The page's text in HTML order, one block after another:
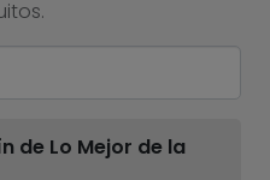
de Lo Mejor de la